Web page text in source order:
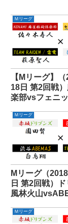
Ｍリーグ
【Mリーグ】
18日 第2回戦
楽部vsフェニ
Ｍリーグ
Mリーグ（
日 第2回戦）
風林火山
Ｍリーグ